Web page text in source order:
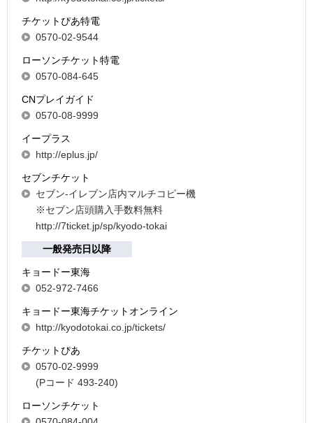
チケットぴあ特電
0570-02-9544
ローソンチケット特電
0570-084-645
CNプレイガイド
0570-08-9999
イープラス
http://eplus.jp/
セブンチケット
セブン-イレブン店内マルチコピー機
※セブン店頭購入手数料無料
http://7ticket.jp/sp/kyodo-tokai
一般発売日以降
キョードー東海
052-972-7466
キョードー東海チケットオンライン
http://kyodotokai.co.jp/tickets/
チケットぴあ
0570-02-9999
(Pコード 493-240)
ローソンチケット